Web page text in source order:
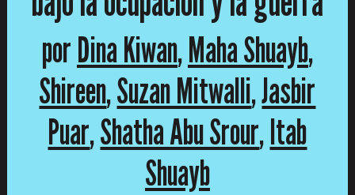
porDina Kiwan,Maha Shuayb,
Shireen,Suzan Mitwalli,Jasbir
Puar,Shatha Abu Srour,Itab
Shuayb